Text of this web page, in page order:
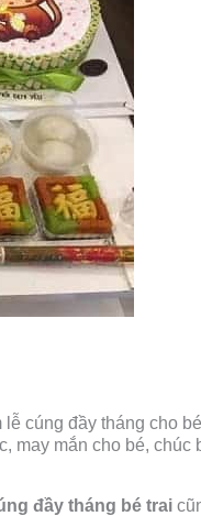
cúng đầy tháng cho
mắn cho bé, chúc
đầy tháng bé trai